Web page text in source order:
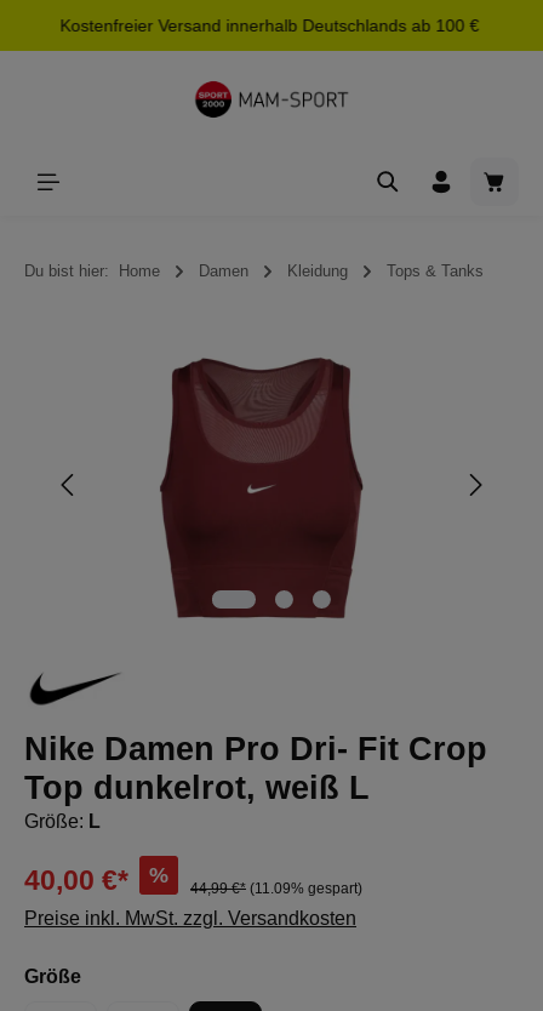
springen
Kostenfreier Versand innerhalb Deutschlands ab 100 €
Du bist hier: Home Damen Kleidung Tops & Tanks
Bildergalerie überspringen
Nike Damen Pro Dri- Fit Crop
Top dunkelrot, weiß L
Größe: L
40,00 €* %
44,99 €* (11.09% gespart)
Preise inkl. MwSt. zzgl. Versandkosten
Größeauswählen